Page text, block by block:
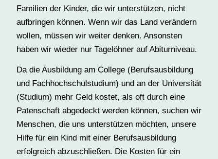
Familien der Kinder, die wir unterstützen, nicht
aufbringen können. Wenn wir das Land verändern
wollen, müssen wir weiter denken. Ansonsten
haben wir wieder nur Tagelöhner auf Abiturniveau.
Da die Ausbildung am College (Berufsausbildung
und Fachhochschulstudium) und an der Universität
(Studium) mehr Geld kostet, als oft durch eine
Patenschaft abgedeckt werden können, suchen wir
Menschen, die uns unterstützen möchten, unsere
Hilfe für ein Kind mit einer Berufsausbildung
erfolgreich abzuschließen. Die Kosten für ein